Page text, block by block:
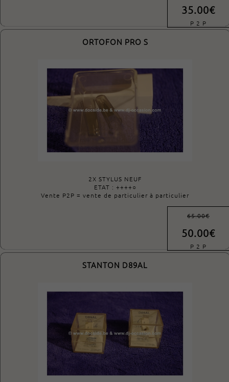
35.00€
P 2 P
ORTOFON PRO S
2X STYLUS NEUF
ETAT : ++++○
Vente P2P = vente de particulier à particulier
65.00€
50.00€
P 2 P
STANTON D89AL